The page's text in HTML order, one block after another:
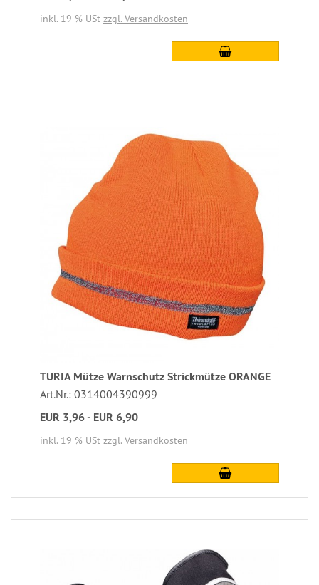
inkl. 19 % USt zzgl. Versandkosten
TURIA Mütze Warnschutz Strickmütze ORANGE
Art.Nr.: 0314004390999
EUR 3,96 - EUR 6,90
inkl. 19 % USt zzgl. Versandkosten